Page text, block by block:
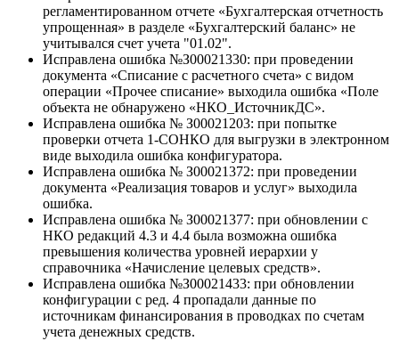
регламентированном отчете «Бухгалтерская отчетность
упрощенная» в разделе «Бухгалтерский баланс» не
учитывался счет учета "01.02".
Исправлена ошибка №З00021330: при проведении
документа «Списание с расчетного счета» с видом
операции «Прочее списание» выходила ошибка «Поле
объекта не обнаружено «НКО_ИсточникДС».
Исправлена ошибка № З00021203: при попытке
проверки отчета 1-СОНКО для выгрузки в электронном
виде выходила ошибка конфигуратора.
Исправлена ошибка № З00021372: при проведении
документа «Реализация товаров и услуг» выходила
ошибка.
Исправлена ошибка № З00021377: при обновлении с
НКО редакций 4.3 и 4.4 была возможна ошибка
превышения количества уровней иерархии у
справочника «Начисление целевых средств».
Исправлена ошибка №З00021433: при обновлении
конфигурации с ред. 4 пропадали данные по
источникам финансирования в проводках по счетам
учета денежных средств.